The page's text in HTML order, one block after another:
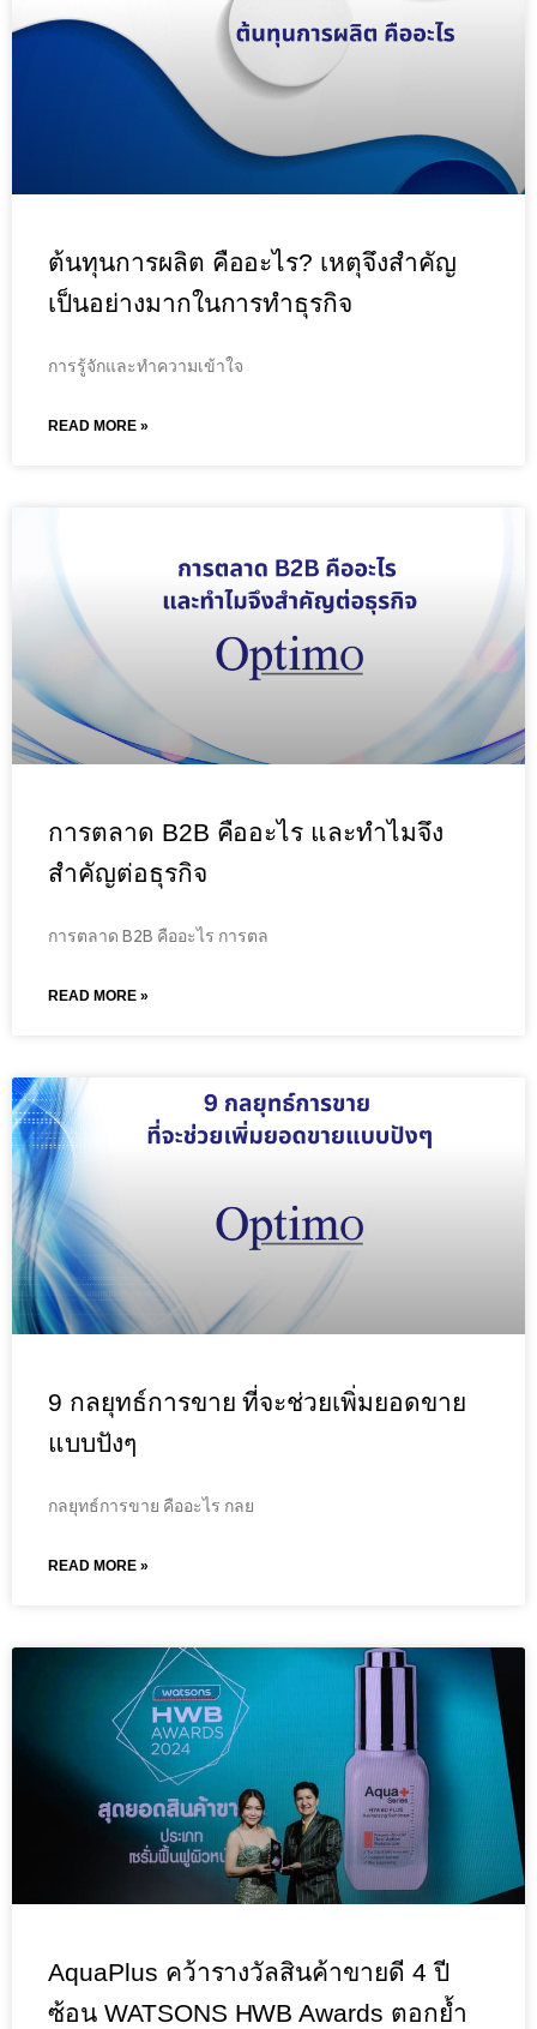
ต้นทุนการผลิต คืออะไร? เหตุจึงสำคัญ
เป็นอย่างมากในการทำธุรกิจ
การรู้จักและทำความเข้าใจ
READ MORE »
การตลาด B2B คืออะไร และทำไมจึง
สำคัญต่อธุรกิจ
การตลาด B2B คืออะไร การตล
READ MORE »
9 กลยุทธ์การขาย ที่จะช่วยเพิ่มยอดขาย
แบบปังๆ
กลยุทธ์การขาย คืออะไร กลย
READ MORE »
AquaPlus คว้ารางวัลสินค้าขายดี 4 ปี
ซ้อน WATSONS HWB Awards ตอกย้ำ